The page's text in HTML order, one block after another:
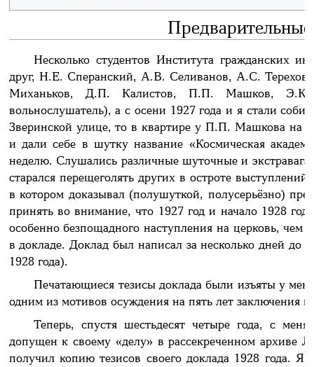
Несколько студентов Института
друг, Н.Е. Сперанский, А.В. Селиванов, А.С.
Миханьков, Д.П. Калистов, П.П. Машков,
вольнослушатель), а с осени 1927 года и я стали
Зверинской улице, то в квартире у П.П. Машкова на
и дали себе в шутку название «Космическая
неделю. Слушались различные шуточные и
старался перещеголять других в остроте
в котором доказывал (полушуткой, полусерьёзно)
принять во внимание, что 1927 год и начало 1928
особенно безпощадного наступления на церковь, чем
в докладе. Доклад был написал за несколько дней до
1928 года).
Печатающиеся тезисы доклада были изъяты у
одним из мотивов осуждения на пять лет заключения
Теперь, спустя шестьдесят четыре года, с
допущен к своему «делу» в рассекреченном архиве
получил копию тезисов своего доклада 1928 года.